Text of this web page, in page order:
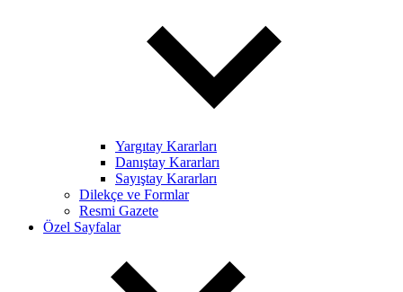
Yargıtay Kararları
Danıştay Kararları
Sayıştay Kararları
Dilekçe ve Formlar
Resmi Gazete
Özel Sayfalar